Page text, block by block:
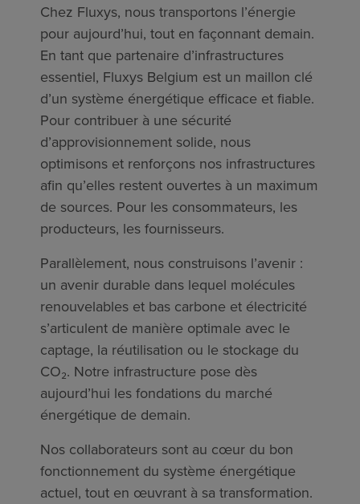
Chez Fluxys, nous transportons l’énergie
pour aujourd’hui, tout en façonnant demain.
En tant que partenaire d’infrastructures
essentiel, Fluxys Belgium est un maillon clé
d’un système énergétique eﬃcace et ﬁable.
Pour contribuer à une sécurité
d’approvisionnement solide, nous
optimisons et renforçons nos infrastructures
aﬁn qu’elles restent ouvertes à un maximum
de sources. Pour les consommateurs, les
producteurs, les fournisseurs.
Parallèlement, nous construisons l’avenir :
un avenir durable dans lequel molécules
renouvelables et bas carbone et électricité
s’articulent de manière optimale avec le
captage, la réutilisation ou le stockage du
CO₂. Notre infrastructure pose dès
aujourd’hui les fondations du marché
énergétique de demain.
Nos collaborateurs sont au cœur du bon
fonctionnement du système énergétique
actuel, tout en œuvrant à sa transformation.